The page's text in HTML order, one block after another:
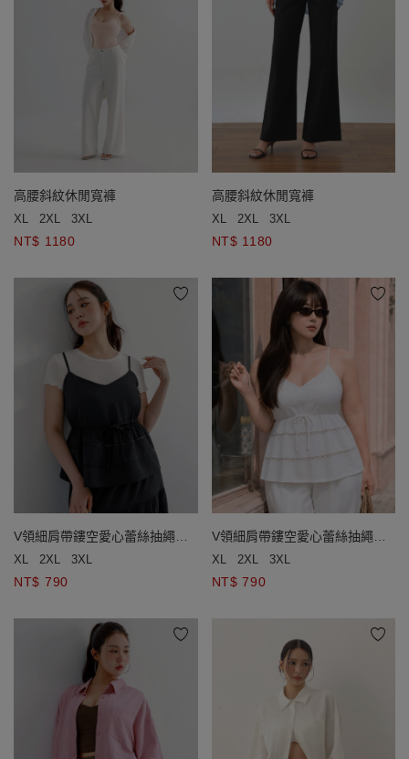
高腰斜紋休閒寬褲
XL 2XL 3XL
NT$ 1180
高腰斜紋休閒寬褲
XL 2XL 3XL
NT$ 1180
V領細肩帶鏤空愛心蕾絲抽繩收
腰傘擺背心(附胸墊)
XL 2XL 3XL
NT$ 790
V領細肩帶鏤空愛心蕾絲抽繩收
腰傘擺背心(附胸墊)
XL 2XL 3XL
NT$ 790